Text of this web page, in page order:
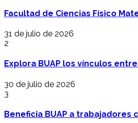
Facultad de Ciencias Físico
31 de julio de 2026
2
Explora BUAP los vínculos
30 de julio de 2026
3
Beneficia BUAP a trabajadores